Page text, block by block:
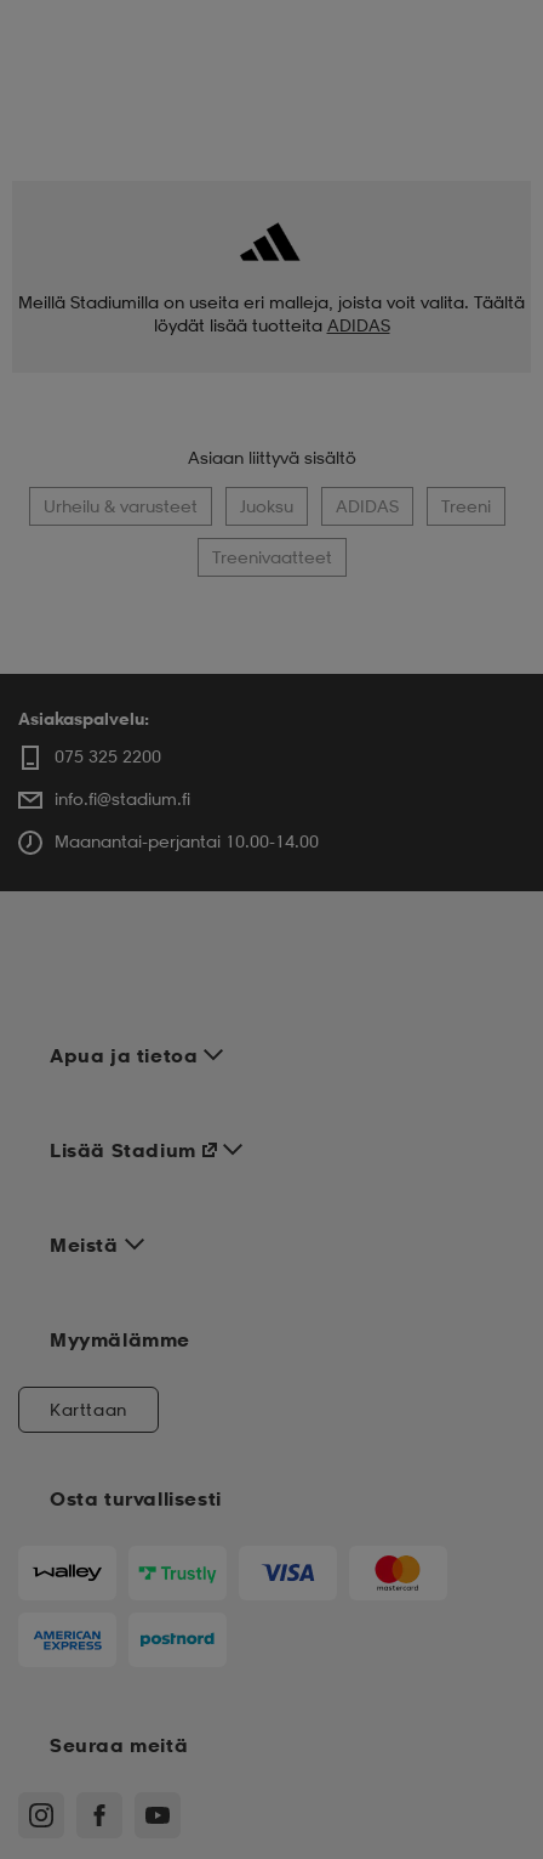
Meillä Stadiumilla on useita eri malleja, joista voit valita. Täältä
löydät lisää tuotteita ADIDAS
Asiaan liittyvä sisältö
Urheilu & varusteet Juoksu ADIDAS Treeni
Treenivaatteet
Asiakaspalvelu:
075 325 2200
info.fi@stadium.fi
Maanantai-perjantai 10.00-14.00
Apua ja tietoa
Meistä
Osta turvallisesti
Lisää Stadium
Myymälämme
Karttaan
Seuraa meitä